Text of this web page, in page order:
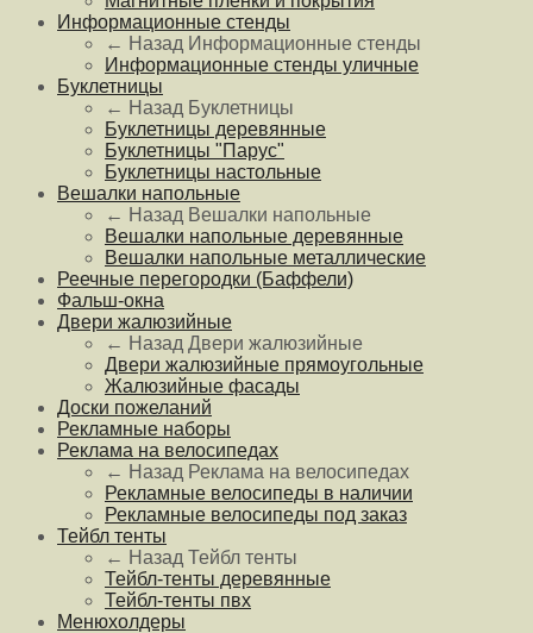
Информационные стенды
← Назад Информационные стенды
Информационные стенды уличные
Буклетницы
← Назад Буклетницы
Буклетницы деревянные
Буклетницы "Парус"
Буклетницы настольные
Вешалки напольные
← Назад Вешалки напольные
Вешалки напольные деревянные
Вешалки напольные металлические
Реечные перегородки (Баффели)
Фальш-окна
Двери жалюзийные
← Назад Двери жалюзийные
Двери жалюзийные прямоугольные
Жалюзийные фасады
Доски пожеланий
Рекламные наборы
Реклама на велосипедах
← Назад Реклама на велосипедах
Рекламные велосипеды в наличии
Рекламные велосипеды под заказ
Тейбл тенты
← Назад Тейбл тенты
Тейбл-тенты деревянные
Тейбл-тенты пвх
Менюхолдеры